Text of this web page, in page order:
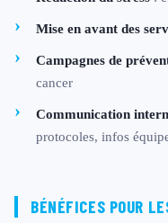
Mise en avant des
Campagnes de
cancer
Communication
protocoles, infos
BÉNÉFICES POUR